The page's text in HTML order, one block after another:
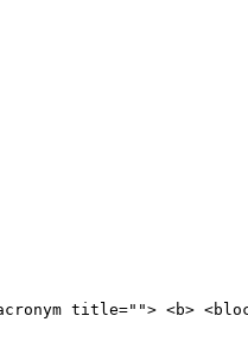
title=""> <b>